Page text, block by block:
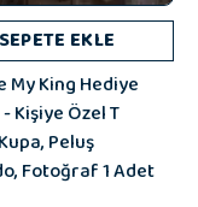
SEPETE EKLE
My King Hediye
Kişiye Özel T
Peluş
Fotoğraf 1 Adet